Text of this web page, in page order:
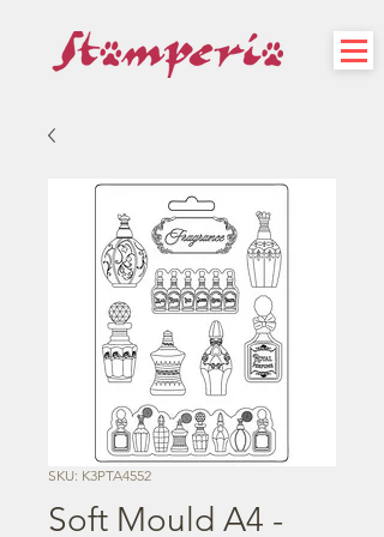
SKU: K3PTA4552
Soft Mould A4 -